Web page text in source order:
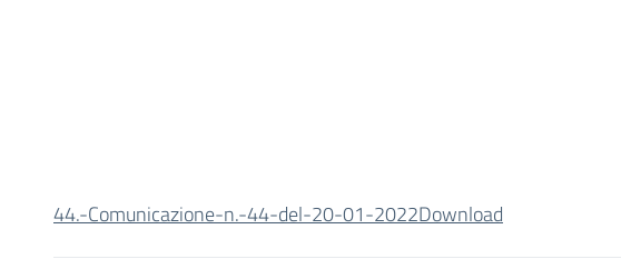
44.-Comunicazione-n.-44-del-20-01-2022Download